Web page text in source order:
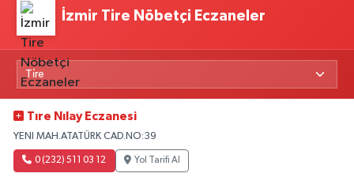
İzmir Tire Nöbetçi Eczaneler
Tıre Nılay Eczanesi
YENI MAH.ATATÜRK CAD.NO:39
0 (232) 511 03 12 Yol Tarifi Al